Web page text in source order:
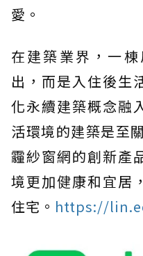
愛。
在建築業界，一
出，而是入住後生
化永續建築概念融
活環境的建築是至
霾紗窗網的創新產
境更加健康和宜居
住宅。 https://